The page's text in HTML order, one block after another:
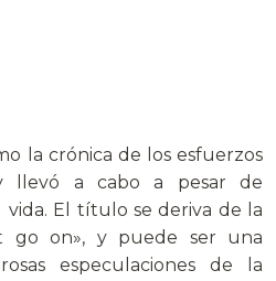
la crónica de los esfuerzos
llevó a cabo a pesar de
vida. El título se deriva de la
go on», y puede ser una
especulaciones de la